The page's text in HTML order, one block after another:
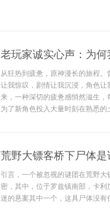
老玩家诚实心声：为
从狂热到疲惫，原神漫长的旅程
让我惊叹，剧情让我沉浸，角色
来，一种深切的疲惫感悄然滋生
为了新角色投入大量时刻在熟悉
荒野大镖客桥下尸体
引言，一个被忽视的谜团在荒野
密，其中，位于罗兹镇南部，卡
迷的悬案其中一个，这具尸体没有